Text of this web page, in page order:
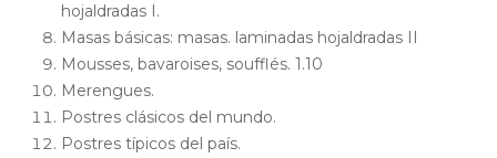
hojaldradas I.
Masas básicas: masas. laminadas hojaldradas II
Mousses, bavaroises, soufflés. 1.10
Merengues.
Postres clásicos del mundo.
Postres típicos del país.